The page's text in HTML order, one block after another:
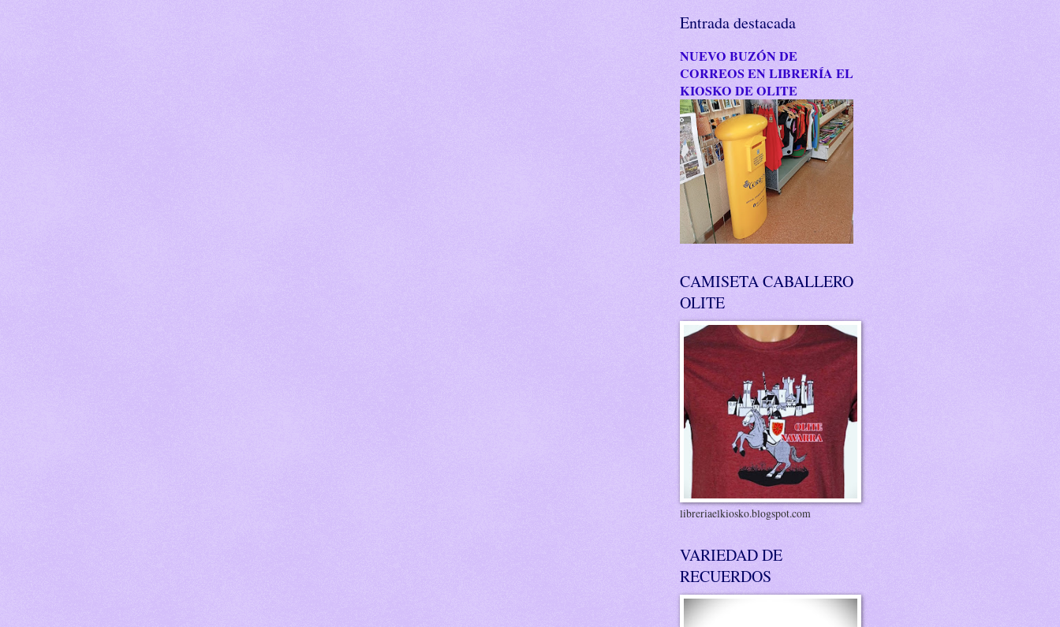
Entrada destacada
NUEVO BUZÓN DE
CORREOS EN LIBRERÍA EL
KIOSKO DE OLITE
CAMISETA CABALLERO
OLITE
libreriaelkiosko.blogspot.com
VARIEDAD DE
RECUERDOS